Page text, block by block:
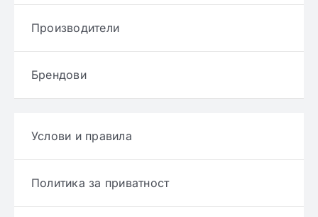
Производители
Брендови
Услови и правила
Политика за приватност